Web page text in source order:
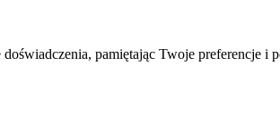
pamiętając Twoje preferencje